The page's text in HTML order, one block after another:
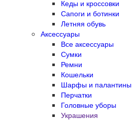
Кеды и кроссовки
Сапоги и ботинки
Летняя обувь
Аксессуары
Все аксессуары
Сумки
Ремни
Кошельки
Шарфы и палантины
Перчатки
Головные уборы
Украшения